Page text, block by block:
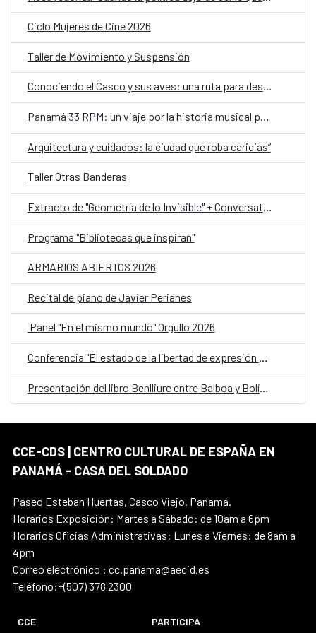
Ciclo Mujeres de Cine 2026
Taller de Movimiento y Suspensión
Conociendo el Casco y sus aves: una ruta para descubrir la biodiversidad urbana y reflexionar sobre el clima
Panamá 33 RPM: un viaje por la historia musical panameña, ahora en Portobelo
Arquitectura y cuidados: la ciudad que roba caricias”
Taller Otras Banderas
Extracto de "Geometría de lo Invisible" + Conversatorio y Taller
Programa "Bibliotecas que inspiran"
ARMARIOS ABIERTOS 2026
Recital de piano de Javier Perianes
Panel "En el mismo mundo" Orgullo 2026
Conferencia "El estado de la libertad de expresión en América Latina"
Presentación del libro Benlliure entre Balboa y Bolívar
CCE-CDS | CENTRO CULTURAL DE ESPAÑA EN
PANAMÁ - CASA DEL SOLDADO
Paseo Esteban Huertas, Casco Viejo. Panamá.
Horarios Exposición: Martes a Sábado: de 10am a 6pm
Horarios Oficias Administrativas: Lunes a Viernes: de 8am a
4pm
Correo electrónico : cc.panama@aecid.es
Teléfono:+(507) 378 2300
CCE
PARTICIPA